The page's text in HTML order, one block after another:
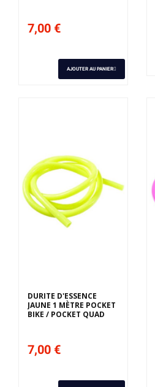
7,00 €
AJOUTER AU PANIER
DURITE D'ESSENCE
JAUNE 1 MÈTRE POCKET
BIKE / POCKET QUAD
7,00 €